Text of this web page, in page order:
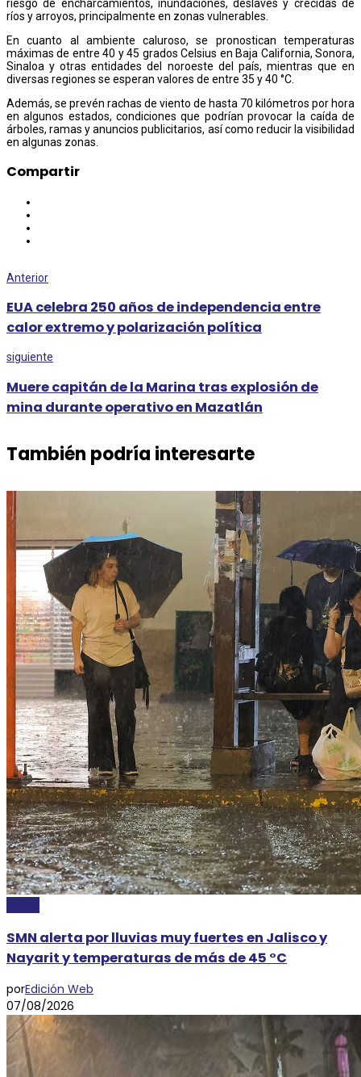
riesgo de encharcamientos, inundaciones, deslaves y crecidas de
ríos y arroyos, principalmente en zonas vulnerables.
En cuanto al ambiente caluroso, se pronostican temperaturas
máximas de entre 40 y 45 grados Celsius en Baja California, Sonora,
Sinaloa y otras entidades del noroeste del país, mientras que en
diversas regiones se esperan valores de entre 35 y 40 °C.
Además, se prevén rachas de viento de hasta 70 kilómetros por hora
en algunos estados, condiciones que podrían provocar la caída de
árboles, ramas y anuncios publicitarios, así como reducir la visibilidad
en algunas zonas.
Compartir
Anterior
EUA celebra 250 años de independencia entre
calor extremo y polarización política
siguiente
Muere capitán de la Marina tras explosión de
mina durante operativo en Mazatlán
También podría interesarte
SMN alerta por lluvias muy fuertes en Jalisco y
Nayarit y temperaturas de más de 45 °C
porEdición Web
07/08/2026